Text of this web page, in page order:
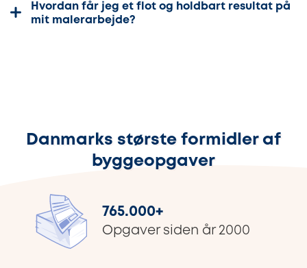
Hvordan får jeg et flot og holdbart resultat på
mit malerarbejde?
Danmarks største formidler af
byggeopgaver
765.000+
Opgaver siden år 2000